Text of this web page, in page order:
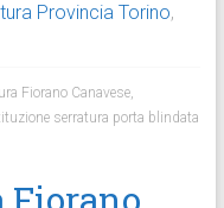
Provincia Torino,
Fiorano Canavese,
serratura porta blindata